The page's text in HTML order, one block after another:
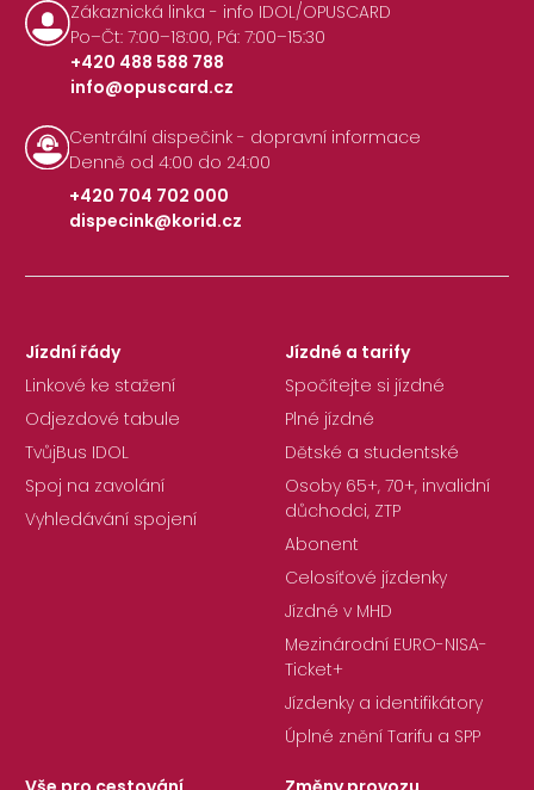
Zákaznická linka - info IDOL/OPUSCARD
Po–Čt: 7:00–18:00, Pá: 7:00–15:30
+420 488 588 788
|
info@opuscard.cz
Centrální dispečink - dopravní informace
Denně od 4:00 do 24:00
+420 704 702 000
|
dispecink@korid.cz
Jízdní řády
Linkové ke stažení
Odjezdové tabule
TvůjBus IDOL
Spoj na zavolání
Vyhledávání spojení
Jízdné a tarify
Spočítejte si jízdné
Plné jízdné
Dětské a studentské
Osoby 65+, 70+, invalidní
důchodci, ZTP
Abonent
Celosíťové jízdenky
Jízdné v MHD
Mezinárodní EURO-NISA-
Ticket+
Jízdenky a identifikátory
Úplné znění Tarifu a SPP